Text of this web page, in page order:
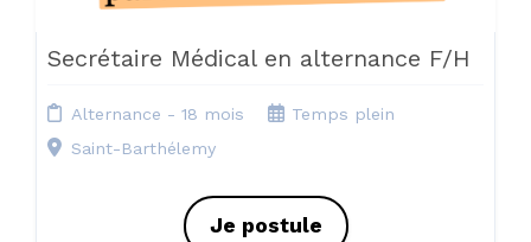
Secrétaire Médical en alternance F/H
Alternance - 18 mois
Temps plein
Saint-Barthélemy
Je postule